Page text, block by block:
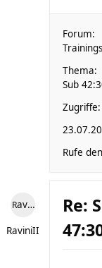
Forum:
Thema:
Sub
Zugriffe:
Rufe
RaviniII
RaviniII
Re: